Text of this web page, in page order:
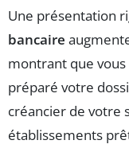
Une présentation
bancaire
montrant que
préparé votre
créancier de votre
établissements